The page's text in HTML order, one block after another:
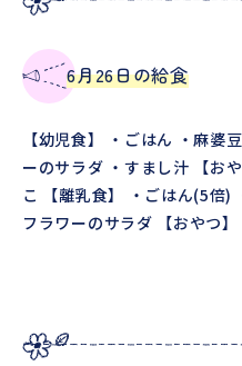
6月26日の給食
【幼児食】 ・ごはん ・麻婆
ーのサラダ ・すまし汁 【お
こ 【離乳食】 ・ごはん(5倍)
フラワーのサラダ 【おやつ